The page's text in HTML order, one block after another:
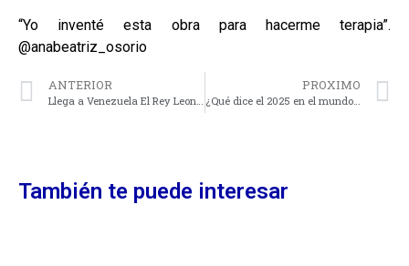
“Yo inventé esta obra para hacerme terapia”.
@anabeatriz_osorio
ANTERIOR PROXIMO
¿Qué dice el 2025 en el mundo de la relojería? Conoce las tendencias de moda masculina
También te puede interesar